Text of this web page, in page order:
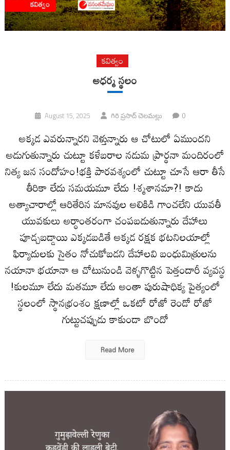
కవిత్వం
అధర్మ స్థలం
August 15, 2025 గిరి ప్రసాద్ చెలమల్లు 0
అక్కడ ఎవరున్నారని వెళ్తున్నారు ఆ చోటులో ఏముందని
అడుగుతున్నారు చుట్టూ కళేబరాల నడుమ ప్రార్థనా మందిరంలో
నిత్య జన సందోహం!భక్తి పారవశ్యంలో చుట్టూ చూసే ఆరా తీసే
తీరికా లేదు సమయమూ లేదు !శ్మశానమా?! కాదు
అత్యాచారాల్లో ఆరితేరిన మానవుల అలికిడి గాంచలేని యువతీ
యువకులు అర్ధాంతరంగా చంపబడుతున్నారు దేహాలు
పూడ్చబడ్డాయి ఎక్కడబడితే అక్కడ రక్షక భటనిలయాల్లో
ఫిర్యాదులకు సైతం నోచుకోబడని దేహాలవి బంధుమిత్రులను
నయానా భయానా ఆ చోటునుండి వెళ్ళగొట్టిన పెత్తందారీ వ్యవస్థ
!కులమూ లేదు మతమూ లేదు అంతా పురుషాధిక్య పైత్యంలో
స్థలంలో స్థానభ్రంశం క్షణాల్లో ఒకటో రోజో రెండో రోజో
గుట్టుచప్పుడు కాకుండా బొందో
Read More